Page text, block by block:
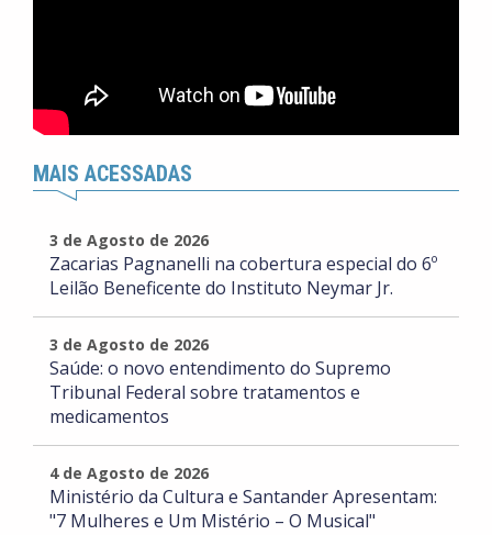
MAIS ACESSADAS
3 de Agosto de 2026
Zacarias Pagnanelli na cobertura especial do 6º
Leilão Beneficente do Instituto Neymar Jr.
3 de Agosto de 2026
Saúde: o novo entendimento do Supremo
Tribunal Federal sobre tratamentos e
medicamentos
4 de Agosto de 2026
Ministério da Cultura e Santander Apresentam:
"7 Mulheres e Um Mistério – O Musical"